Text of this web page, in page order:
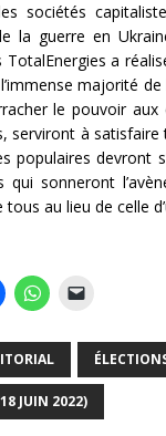
sociétés
la guerre en
TotalEnergies a
majorité
le pouvoir aux
serviront à
populaires devront
qui sonneront
tous au lieu de celle
JUIN 2022)